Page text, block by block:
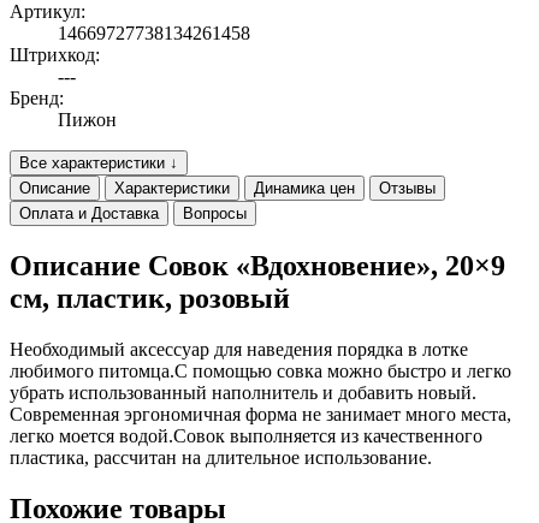
Артикул:
14669727738134261458
Штрихкод:
---
Бренд:
Пижон
Все характеристики ↓
Описание
Характеристики Динамика цен
Отзывы
Оплата и Доставка
Вопросы
Описание Совок «Вдохновение», 20×9
см, пластик, розовый
Необходимый аксессуар для наведения порядка в лотке
любимого питомца.С помощью совка можно быстро и легко
убрать использованный наполнитель и добавить новый.
Современная эргономичная форма не занимает много места,
легко моется водой.Совок выполняется из качественного
пластика, рассчитан на длительное использование.
Похожие товары